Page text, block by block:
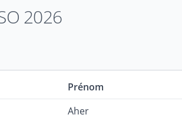
2026
Prénom
Aher